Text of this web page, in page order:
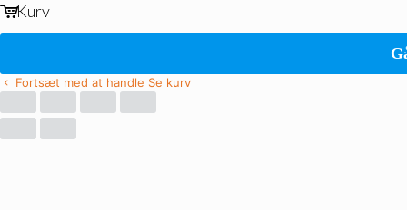
Kurv
Fortsæt med at handle Se kurv